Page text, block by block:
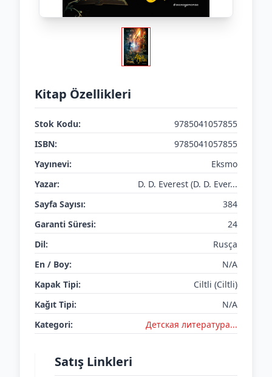
Kitap Özellikleri
Stok Kodu:
9785041057855
ISBN:
9785041057855
Yayınevi:
Eksmo
Yazar:
D. D. Everest (D. D. Ever...
Sayfa Sayısı:
384
Garanti Süresi:
24
Dil:
Rusça
En / Boy:
N/A
Kapak Tipi:
Ciltli (Ciltli)
Kağıt Tipi:
N/A
Kategori:
Детская литератураㅤㅤㅤ...
Satış Linkleri